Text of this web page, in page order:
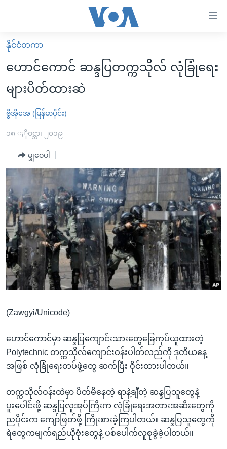
လွယ်ကူ
စေ
Link
များ
ပင်မ
ကျော်
ကြည့်
ရန်
ပင်မ
အ
ညွန်း
စာမျက်နှာ
သို့
ကျော်
ရန်
ရန်
နေရာ
သို့
ရန်
မူလစာမျက်နှာ
မြန်မာ
ကမ္ဘာ့သတင်းများ
နိုင်ငံတကာ
အစ္စရေး-ပါလက်စတိုင်း
ဗွီဒီယို
အင်္ဂလိပ်စာလေ့လာမယ်
မကြေးမုံရဲ့ အင်္ဂလိပ်စာ
ရုပ်ရှင်ထဲက အင်္ဂလိပ်စာ
သုတပဒေသာ အင်္ဂလိပ်စာ
အပတ်စဉ်ကဏ္ဍများ
ရေဒီယို
တီဗွီ
ရေဒီယိုနှင့်ရုပ်သံ အချက်အလက်များ
ရေဒီယို/တီဗွီအစီအစဉ်
Learning English
ဗွီအိုအေ လူမှုကွန်ယက်များ
နိုင်ငံတကာ
ဟောင်ကောင် ဆန္ဒပြတက္ကသိုလ် လုံခြုံရေး
များပိတ်ထားဆဲ
ဗွီအိုအေ (မြန်မာပိုင်း)
၁၈ ႏိုဝင္ဘာ၊ ၂၀၁၉
မျှဝေပါ
(Zawgyi/Unicode)
ဟောင်ကောင်မှာ ဆန္ဒပြကျောင်းသားတွေခြေကုပ်ယူထားတဲ့
Polytechnic တက္ကသိုလ်ကျောင်းဝန်းပါတ်လည်ကို ဒုတိယနေ့
အဖြစ် လုံခြုံရေးတပ်ဖွဲ့တွေ ဆက်ပြီး ဝိုင်းထားပါတယ်။
တက္ကသိုလ်ဝန်းထဲမှာ ပိတ်မိနေတဲ့ ရာနဲ့ချီတဲ့ ဆန္ဒပြသူတွေနဲ့
ပူးပေါင်းဖို့ ဆန္ဒပြလူအုပ်ကြီးက လုံခြုံရေးအတားအဆီးတွေကို
ညပိုင်းက ကျော်ဖြတ်ဖို့ ကြိုးစားခဲ့ကြပါတယ်။ ဆန္ဒပြသူတွေကို
ရဲတွေကမျက်ရည်ယိုဗုံးတွေနဲ့ ပစ်ပေါက်လူစုခွဲခဲ့ပါတယ်။